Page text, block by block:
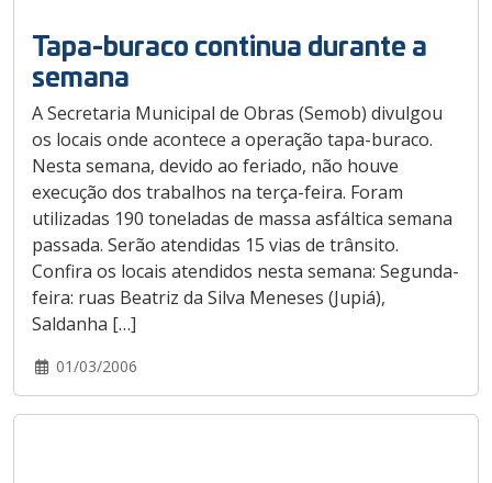
Tapa-buraco continua durante a
semana
A Secretaria Municipal de Obras (Semob) divulgou
os locais onde acontece a operação tapa-buraco.
Nesta semana, devido ao feriado, não houve
execução dos trabalhos na terça-feira. Foram
utilizadas 190 toneladas de massa asfáltica semana
passada. Serão atendidas 15 vias de trânsito.
Confira os locais atendidos nesta semana: Segunda-
feira: ruas Beatriz da Silva Meneses (Jupiá),
Saldanha […]
01/03/2006